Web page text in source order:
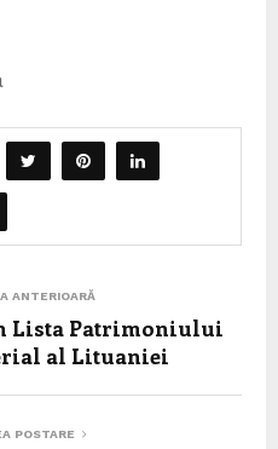
ANTERIOARĂ
Lista Patrimoniului
al Lituaniei
POSTARE